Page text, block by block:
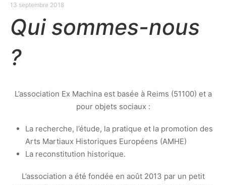
13 septembre 20189
2019
Qui sommes-nous
?
L’association Ex Machina est basée à Reims (51100) et a
pour objets sociaux :
La recherche, l’étude, la pratique et la promotion des
Arts Martiaux Historiques Européens (AMHE)
La reconstitution historique.
L’association a été fondée en août 2013 par un petit